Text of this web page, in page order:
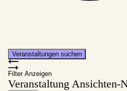
Veranstaltungen suchen
Filter Anzeigen
Veranstaltung Ansichten-